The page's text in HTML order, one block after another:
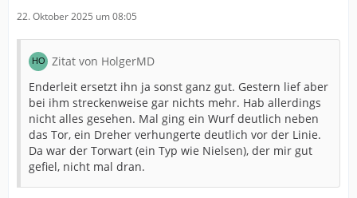
22. Oktober 2025 um 08:05
Zitat von HolgerMD
Enderleit ersetzt ihn ja sonst ganz gut. Gestern lief aber
bei ihm streckenweise gar nichts mehr. Hab allerdings
nicht alles gesehen. Mal ging ein Wurf deutlich neben
das Tor, ein Dreher verhungerte deutlich vor der Linie.
Da war der Torwart (ein Typ wie Nielsen), der mir gut
gefiel, nicht mal dran.